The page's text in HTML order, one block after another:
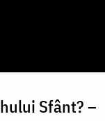
Sfânt? –